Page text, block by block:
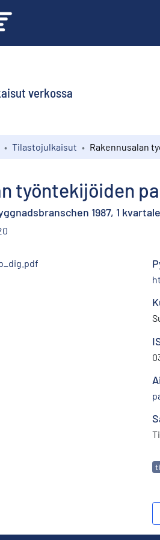
verkossa
Tilastojulkaisut
työntekijöiden
1987, 1